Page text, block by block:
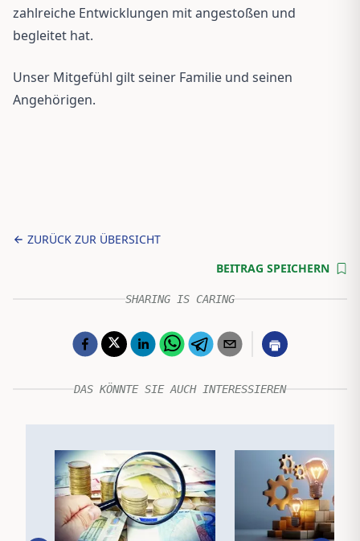
zahlreiche Entwicklungen mit angestoßen und
begleitet hat.
Unser Mitgefühl gilt seiner Familie und seinen
Angehörigen.
ZURÜCK ZUR ÜBERSICHT
BEITRAG SPEICHERN
SHARING IS CARING
DAS KÖNNTE SIE AUCH INTERESSIEREN